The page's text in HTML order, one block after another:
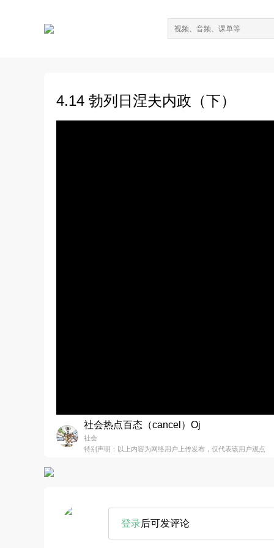
4.14 勃列日涅夫内政（下）
社会热点百态（cancel）Oj
社会
特别声明：以上内容为网络用户上传发布，仅代表该用户观点
登录后可发评论